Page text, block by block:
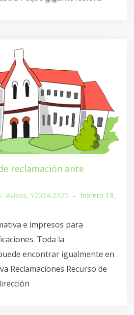
reclamación ante
Avisos, Y2024-2025 – febrero 13,
e impresos para
Toda la
encontrar igualmente en
Reclamaciones Recurso de